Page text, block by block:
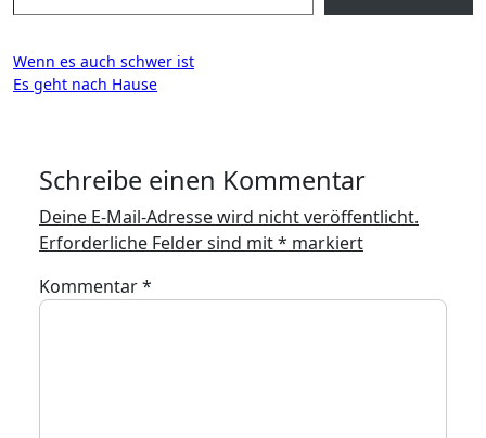
Beitragsnavigation
Wenn es auch schwer ist
Es geht nach Hause
Schreibe einen Kommentar
Deine E-Mail-Adresse wird nicht veröffentlicht.
Erforderliche Felder sind mit* markiert
Kommentar*